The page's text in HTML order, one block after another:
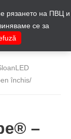
închis/
–
рязането на ПВЦ и
се за